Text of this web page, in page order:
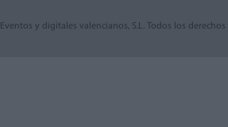
Eventos y digitales valencianos, S.L. Todos los derechos